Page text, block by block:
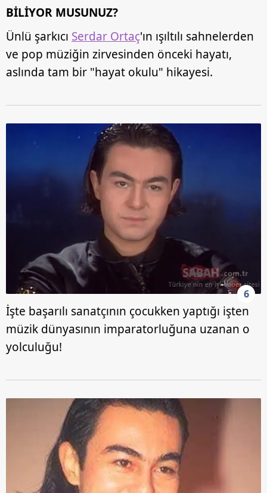
BİLİYOR MUSUNUZ?
Ünlü şarkıcı Serdar Ortaç'ın ışıltılı sahnelerden
ve pop müziğin zirvesinden önceki hayatı,
aslında tam bir "hayat okulu" hikayesi.
6
İşte başarılı sanatçının çocukken yaptığı işten
müzik dünyasının imparatorluğuna uzanan o
yolculuğu!